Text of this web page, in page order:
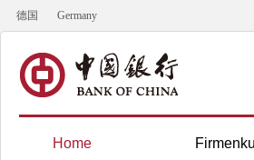
德国 Germany
Home